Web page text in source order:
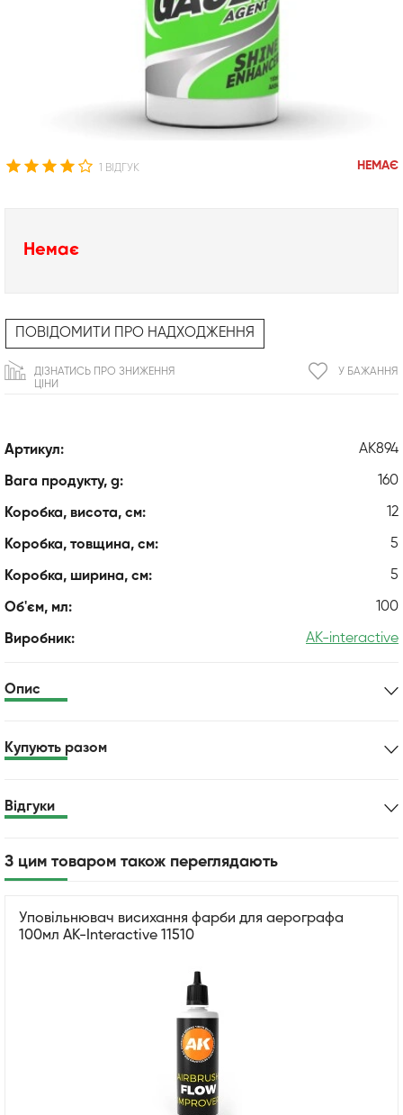
1 ВІДГУК НЕМАЄ
Артикул: AK894
Вага продукту, g: 160
Коробка, висота, см: 12
Коробка, товщина, см: 5
Коробка, ширина, см: 5
Об'єм, мл: 100
Виробник: AK-interactive
Немає
ПОВІДОМИТИ ПРО НАДХОДЖЕННЯ
У БАЖАННЯ
ДІЗНАТИСЬ ПРО ЗНИЖЕННЯ
ЦІНИ
Опис
Купують разом
Відгуки
З цим товаром також переглядають
Уповільнювач висихання фарби для аерографа
100мл AK-Interactive 11510